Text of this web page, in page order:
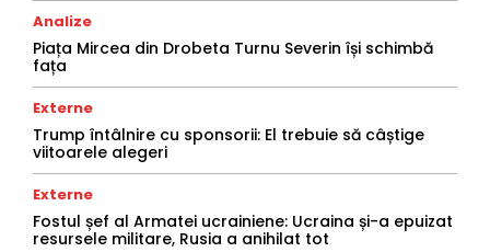
Analize
Piața Mircea din Drobeta Turnu Severin își schimbă
fața
Externe
Trump întâlnire cu sponsorii: El trebuie să câștige
viitoarele alegeri
Externe
Fostul șef al Armatei ucrainiene: Ucraina și-a epuizat
resursele militare, Rusia a anihilat tot